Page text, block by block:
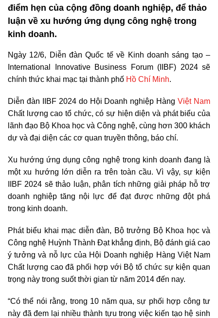
điểm hẹn của cộng đồng doanh nghiệp, để thảo
luận về xu hướng ứng dụng công nghệ trong
kinh doanh.
Ngày 12/6, Diễn đàn Quốc tế về Kinh doanh sáng tạo –
International Innovative Business Forum (IIBF) 2024 sẽ
chính thức khai mạc tại thành phố Hồ Chí Minh.
Diễn đàn IIBF 2024 do Hội Doanh nghiệp HàngViệt Nam
Chất lượng cao tổ chức, có sự hiện diện và phát biểu của
lãnh đạo Bộ Khoa học và Công nghệ, cùng hơn 300 khách
dự và đại diện các cơ quan truyền thông, báo chí.
Xu hướng ứng dụng công nghệ trong kinh doanh đang là
một xu hướng lớn diễn ra trên toàn cầu. Vì vậy, sự kiện
IIBF 2024 sẽ thảo luận, phân tích những giải pháp hỗ trợ
doanh nghiệp tăng nội lực để đạt được những đột phá
trong kinh doanh.
Phát biểu khai mạc diễn đàn, Bộ trưởng Bộ Khoa học và
Công nghệ Huỳnh Thành Đạt khẳng định, Bộ đánh giá cao
ý tưởng và nỗ lực của Hội Doanh nghiệp Hàng Việt Nam
Chất lượng cao đã phối hợp với Bộ tổ chức sự kiện quan
trọng này trong suốt thời gian từ năm 2014 đến nay.
“Có thể nói rằng, trong 10 năm qua, sự phối hợp công tư
này đã đem lại nhiều thành tựu trong việc kiến tạo hệ sinh